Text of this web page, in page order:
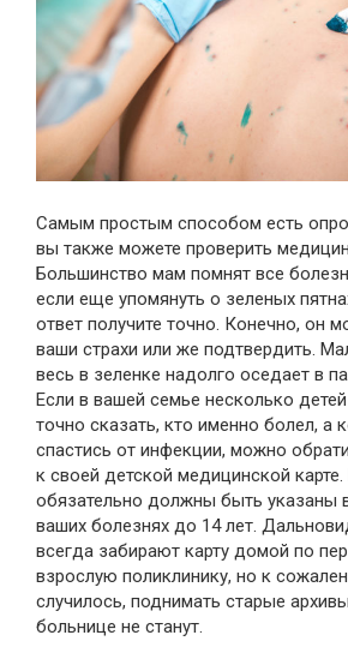
Самым простым способом есть
вы также можете проверить
Большинство мам помнят все
если еще упомянуть о зеленых
ответ получите точно. Конечно, он
ваши страхи или же подтвердить.
весь в зеленке надолго оседает в
Если в вашей семье несколько
точно сказать, кто именно болел, а
спастись от инфекции, можно
к своей детской медицинской карте.
обязательно должны быть указаны
ваших болезнях до 14 лет.
всегда забирают карту домой по
взрослую поликлинику, но к
случилось, поднимать старые
больнице не станут.